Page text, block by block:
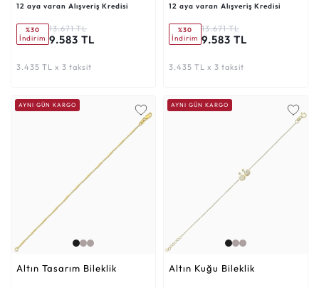
12 aya varan Alışveriş Kredisi
%30
İndirim
13.671 TL
9.583 TL
3.435 TL x 3 taksit
12 aya varan Alışveriş Kredisi
%30
İndirim
13.671 TL
9.583 TL
3.435 TL x 3 taksit
AYNI GÜN KARGO
Altın Tasarım Bileklik
AYNI GÜN KARGO
Altın Kuğu Bileklik